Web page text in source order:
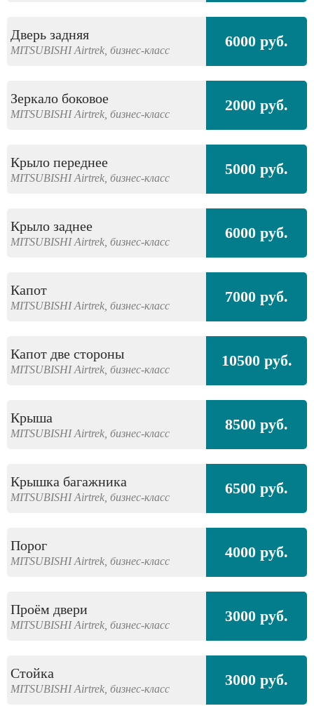
Дверь задняя
MITSUBISHIAirtrek, бизнес-класс 6000 руб.
Зеркало боковое
MITSUBISHIAirtrek, бизнес-класс 2000 руб.
Крыло переднее
MITSUBISHIAirtrek, бизнес-класс 5000 руб.
Крыло заднее
MITSUBISHIAirtrek, бизнес-класс 6000 руб.
Капот
MITSUBISHIAirtrek, бизнес-класс 7000 руб.
Капот две стороны
MITSUBISHIAirtrek, бизнес-класс 10500 руб.
Крыша
MITSUBISHIAirtrek, бизнес-класс 8500 руб.
Крышка багажника
MITSUBISHIAirtrek, бизнес-класс 6500 руб.
Порог
MITSUBISHIAirtrek, бизнес-класс 4000 руб.
Проём двери
MITSUBISHIAirtrek, бизнес-класс 3000 руб.
Стойка
MITSUBISHIAirtrek, бизнес-класс 3000 руб.